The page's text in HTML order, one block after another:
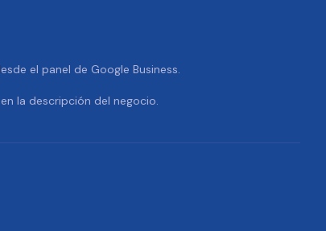
el panel de Google Business.
la descripción del negocio.